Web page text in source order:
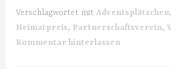
Verschlagwortet mitAdventsplätzchen
Heimatpreis, Partnerschaftsverein,
Kommentar hinterlassen